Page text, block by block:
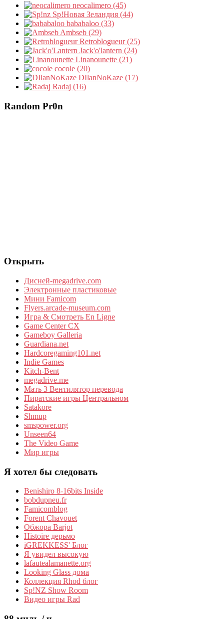
neocalimero (45)
Sp!Новая Зеландия (44)
bababaloo (33)
Ambseb (29)
Retroblogueur (25)
Jack'o'lantern (24)
Linanounette (21)
cocole (20)
DIlanNoKaze (17)
Radaj (16)
Random Pr0n
Открыть
Дисней-megadrive.com
Электронные пластиковые
Мини Famicom
Flyers.arcade-museum.com
Игра & Смотреть En Ligne
Game Center CX
Gameboy Galleria
Guardiana.net
Hardcoregaming101.net
Indie Games
Kitch-Bent
megadrive.me
Мать 3 Вентилятор перевода
Пиратские игры Центральном
Satakore
Shmup
smspower.org
Unseen64
The Video Game
Мир игры
Я хотел бы следовать
Benishiro 8-16bits Inside
bobdupneu.fr
Famicomblog
Forent Chavouet
Обжора Barjot
Histoire дерьмо
iGREKKESS' Блог
Я увидел высокую
lafautealamanette.org
Looking Glass дома
Коллекция Rhod блог
Sp!NZ Show Room
Видео игры Rad